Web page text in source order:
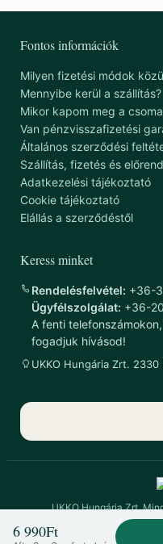
Fontos információk
Milyen fizetési módok
Mennyibe kerül a szállítás?
Mikor kapom meg a
Van pénzvisszafizetési
Általános szerződési
Szállítás, fizetés és
Adatkezelési tájékoztató
Cookie tájékoztató
Elállás a szerződéstől
Keress minket
Rendelésfelvétel: +36-
Ügyfélszolgálat: +36-
A fenti
fogadjuk hívásod!
UKKO Hungária Zrt.
UKKO Hungária Zrt.
6 990Ft